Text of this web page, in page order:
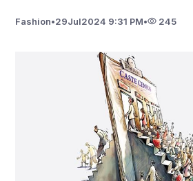
Fashion•29Jul2024 9:31 PM• 245